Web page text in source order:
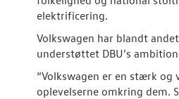
elektrificering.
Volkswagen har blandt
understøttet DBU’s
“Volkswagen er en stærk
oplevelserne omkring dem.